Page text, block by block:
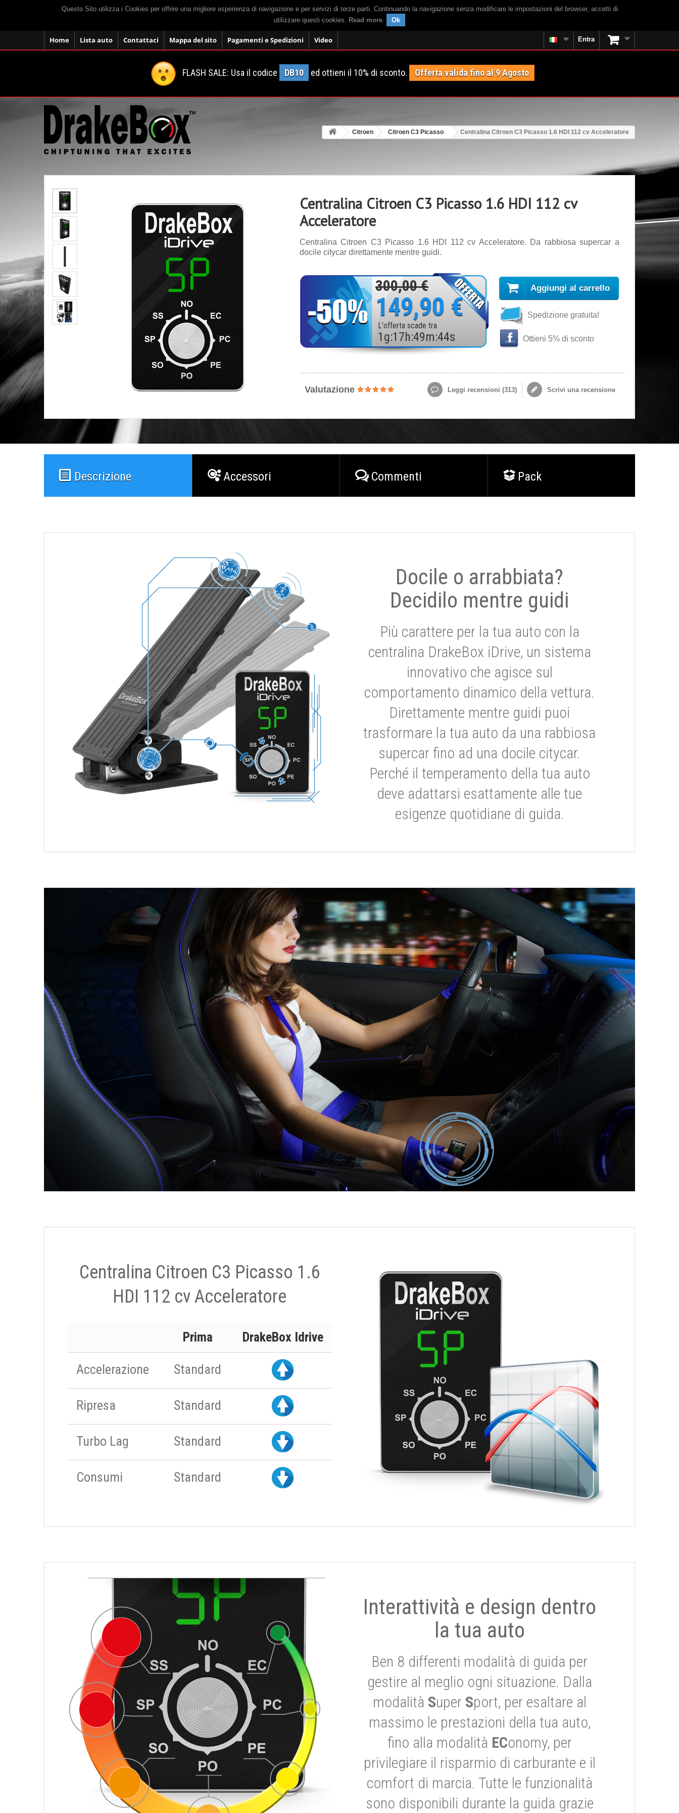
Questo Sito utilizza i Cookies per offrire una migliore esperienza di navigazione e per servizi di terze parti. Continuando la navigazione senza modificare le impostazioni del browser, accetti di
utilizzare questi cookies. Read more. Ok
Home Lista auto Contattaci Mappa del sito Pagamenti e Spedizioni Video Entra
FLASH SALE: Usa il codice DB10 ed ottieni il 10% di sconto. Offerta valida fino al 9 Agosto
Citroen Citroen C3 Picasso Centralina Citroen C3 Picasso 1.6 HDI 112 cv Acceleratore
Centralina Citroen C3 Picasso 1.6 HDI 112 cv
Acceleratore
Centralina Citroen C3 Picasso 1.6 HDI 112 cv Acceleratore. Da rabbiosa supercar a
docile citycar direttamente mentre guidi.
300,00 €
149,90 €
L'offerta scade tra
1 g:17h:49m:42s
Aggiungi al carrello
Spedizione gratuita!
Ottieni 5% di sconto
Valutazione Leggi recensioni (313) Scrivi una recensione
Descrizione Accessori Commenti Pack
Docile o arrabbiata?
Decidilo mentre guidi
Più carattere per la tua auto con la
centralina DrakeBox iDrive, un sistema
innovativo che agisce sul
comportamento dinamico della vettura.
Direttamente mentre guidi puoi
trasformare la tua auto da una rabbiosa
supercar fino ad una docile citycar.
Perché il temperamento della tua auto
deve adattarsi esattamente alle tue
esigenze quotidiane di guida.
Centralina Citroen C3 Picasso 1.6
HDI 112 cv Acceleratore
Prima DrakeBox Idrive
Accelerazione Standard
Ripresa Standard
Turbo Lag Standard
Consumi Standard
Interattività e design dentro
la tua auto
Ben 8 differenti modalità di guida per
gestire al meglio ogni situazione. Dalla
modalità Super Sport, per esaltare al
massimo le prestazioni della tua auto,
fino alla modalità EConomy, per
privilegiare il risparmio di carburante e il
comfort di marcia. Tutte le funzionalità
sono disponibili durante la guida grazie